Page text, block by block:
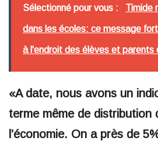
Sélectionné pour vous : Timide
dans les écoles: ce message
à l'endroit des élèves et parents
«A date, nous avons un
terme même de distribution
l’économie. On a près de